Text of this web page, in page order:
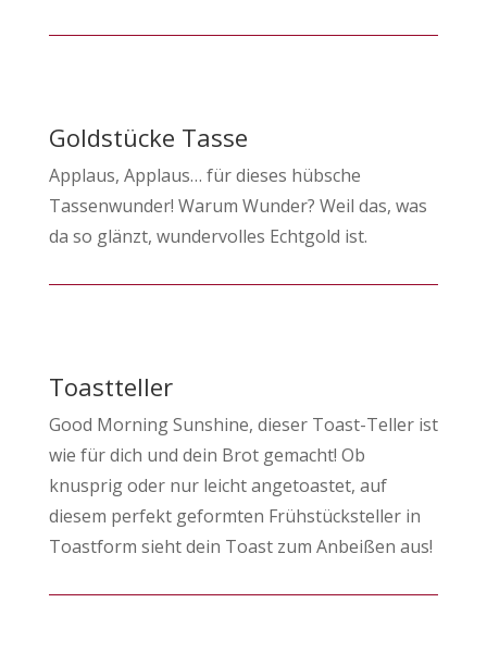
​Goldstücke Tasse
Applaus, Applaus… für dieses hübsche
Tassenwunder! Warum Wunder? Weil das, was
da so glänzt, wundervolles Echtgold ist.
Toastteller
Good Morning Sunshine, dieser Toast-Teller ist
wie für dich und dein Brot gemacht! Ob
knusprig oder nur leicht angetoastet, auf
diesem perfekt geformten Frühstücksteller in
Toastform sieht dein Toast zum Anbeißen aus!